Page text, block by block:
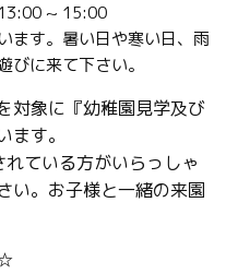
~ 15:00
ます。暑い日や寒い日、雨
びに来て下さい。
対象に『幼稚園見学及び
す。
ている方がいらっしゃ
い。お子様と一緒の来園